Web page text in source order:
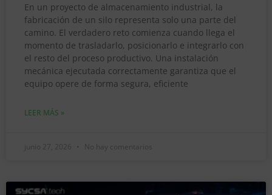
En un proyecto de almacenamiento industrial, la
fabricación de un silo representa solo una parte del
camino. El verdadero reto comienza cuando llega el
momento de trasladarlo, posicionarlo e integrarlo con
el resto del proceso productivo. Una instalación
mecánica ejecutada correctamente garantiza que el
equipo opere de forma segura, eficiente
LEER MÁS »
junio 27, 2026 No hay comentarios